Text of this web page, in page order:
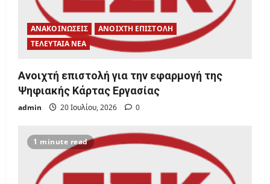
n ΑΝΑΚΟΙΝΩΣΕΙΣ
ΑΝΟΙΧΤΗ ΕΠΙΣΤΟΛΗ
ΤΕΛΕΥΤΑΙΑ ΝΕΑ
Ανοιχτή επιστολή για την εφαρμογή της
Ψηφιακής Κάρτας Εργασίας
admin 20 Ιουλίου, 2026 0
1 minute read